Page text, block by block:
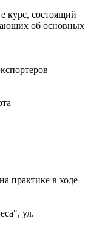
курс, состоящий
об основных
практике в ходе
ул.